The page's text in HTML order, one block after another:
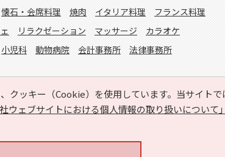
クッキー（Cookie）を使用しています。当サイトで
社ウェブサイトにおける個人情報の取り扱いについて」
懐石・会席料理 焼肉 イタリア料理
フランス料理
リラクゼーション マッサージ
カラオケ
小児科 動物病院 会計事務所 法律事務所